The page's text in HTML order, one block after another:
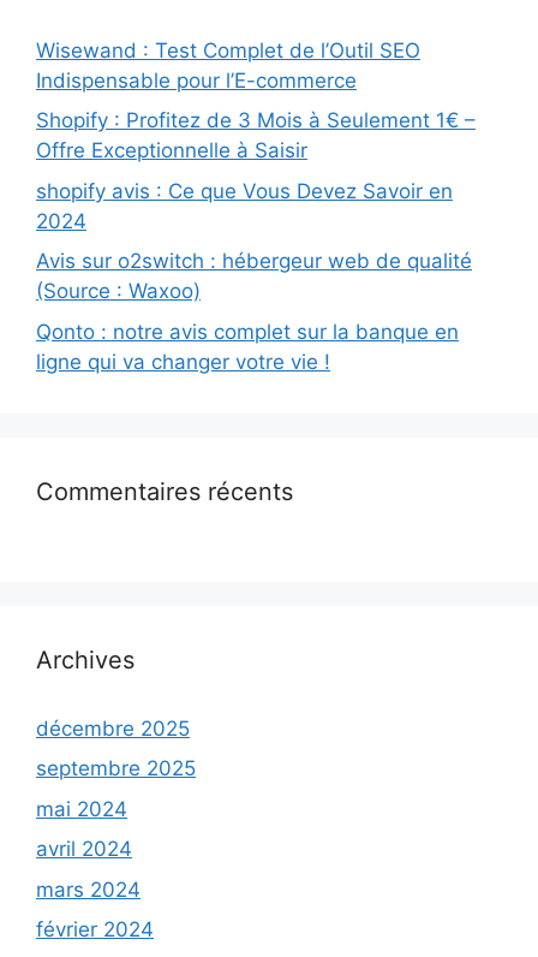
Wisewand : Test Complet de l’Outil SEO
Indispensable pour l’E-commerce
Shopify : Profitez de 3 Mois à Seulement 1€ –
Offre Exceptionnelle à Saisir
shopify avis : Ce que Vous Devez Savoir en
2024
Avis sur o2switch : hébergeur web de qualité
(Source : Waxoo)
Qonto : notre avis complet sur la banque en
ligne qui va changer votre vie !
Commentaires récents
Archives
décembre 2025
septembre 2025
mai 2024
avril 2024
mars 2024
février 2024